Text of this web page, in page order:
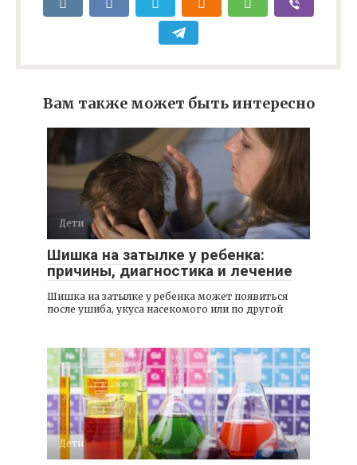
Вам также может быть интересно
Дети
Шишка на затылке у ребенка:
причины, диагностика и лечение
Шишка на затылке у ребенка может появиться
после ушиба, укуса насекомого или по другой
Дети